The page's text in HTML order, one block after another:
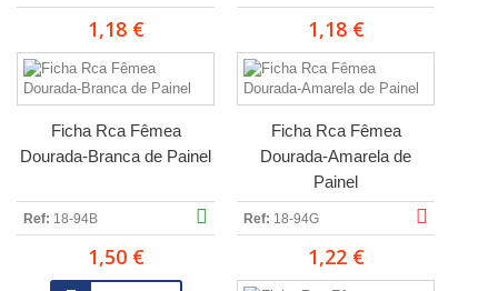
1,18 € 1,18 €
Ficha Rca Fêmea
Dourada-Branca de Painel
Ref: 18-94B
1,50 €
Ficha Rca Fêmea
Dourada-Amarela de
Painel
Ref: 18-94G
1,22 €